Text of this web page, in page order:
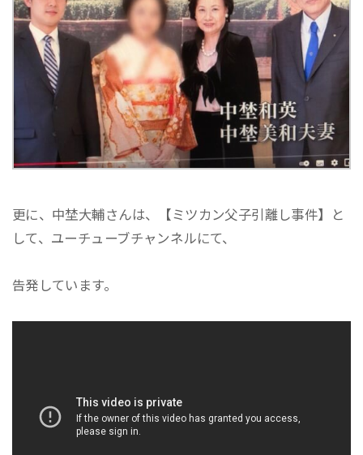
更に、中埜大輔さんは、【ミツカン父子引離し事件】と
して、ユーチューブチャンネルにて、
告発しています。